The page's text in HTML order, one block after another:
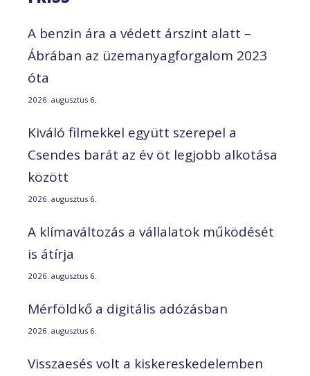
A benzin ára a védett árszint alatt –
Ábrában az üzemanyagforgalom 2023
óta
2026. augusztus 6.
Kiváló filmekkel együtt szerepel a
Csendes barát az év öt legjobb alkotása
között
2026. augusztus 6.
A klímaváltozás a vállalatok működését
is átírja
2026. augusztus 6.
Mérföldkő a digitális adózásban
2026. augusztus 6.
Visszaesés volt a kiskereskedelemben